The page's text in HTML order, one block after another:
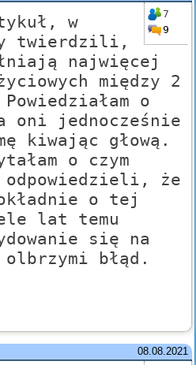
7
9
w
twierdzili,
najwięcej
między 2
o
oni jednocześnie
kiwając głową.
o czym
odpowiedzieli, że
o tej
lat temu
się na
błąd.
08.08.2021